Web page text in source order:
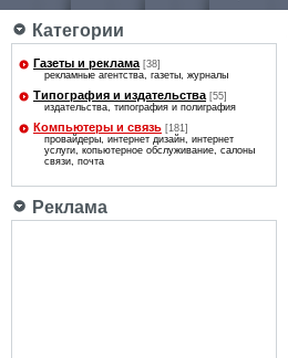
Категории
Газеты и реклама [38]
рекламные агентства, газеты, журналы
Типография и издательства [55]
издательства, типография и полиграфия
Компьютеры и связь [181]
провайдеры, интернет дизайн, интернет
услуги, копьютерное обслуживание, салоны
связи, почта
Реклама